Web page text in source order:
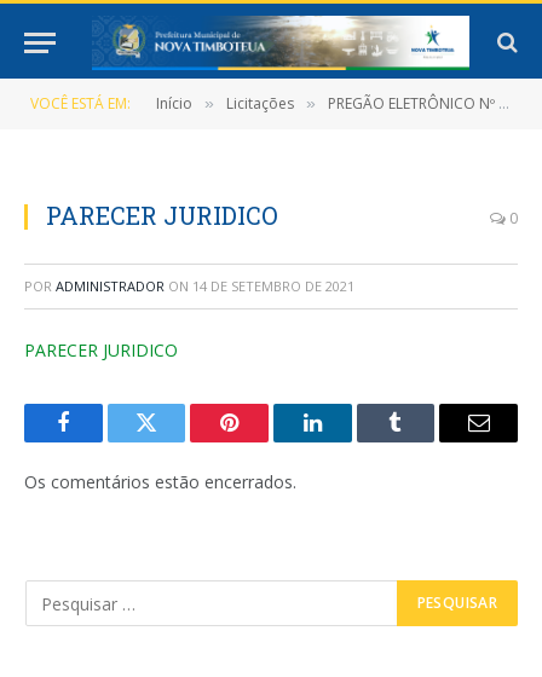
VOCÊ ESTÁ EM: Início » Licitações » PREGÃO ELETRÔNICO Nº 022/2021 (Registro de preços que objetiva a Contratação de pessoa jurídica para a aquisição de Gêneros alimentícios para Alimentação Escolar)
PARECER JURIDICO 0
POR ADMINISTRADOR ON 14 DE SETEMBRO DE 2021
PARECER JURIDICO
FacebookTwitter Pinterest LinkedInTumblr
E-
Os comentários estão encerrados.